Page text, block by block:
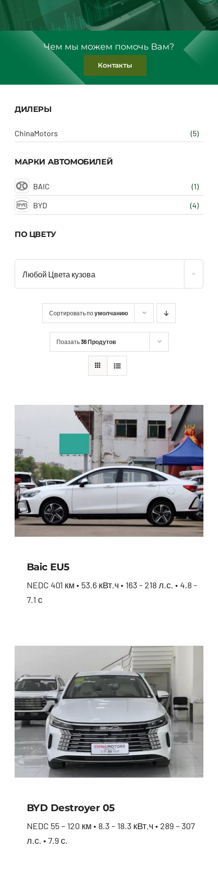
Чем мы можем помочь Вам?
Контакты
ДИЛЕРЫ
ChinaMotors (5)
МАРКИ АВТОМОБИЛЕЙ
BAIC (1)
BYD (4)
ПО ЦВЕТУ
Любой Цвета кузова
Сортировать поумолчанию
Поазать36 Продутов
Baic EU5
NEDC 401 км • 53.6 кВт.ч • 163 - 218 л.с. • 4.8 -
7.1 с
BYD Destroyer 05
NEDC 55 – 120 км • 8.3 – 18.3 кВт.ч • 289 – 307
л.с. • 7.9 с.